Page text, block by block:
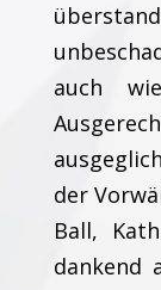
auch
der
Ball,
dankend